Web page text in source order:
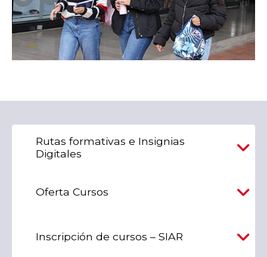
Rutas formativas e Insignias
Digitales
Oferta Cursos
Inscripción de cursos – SIAR